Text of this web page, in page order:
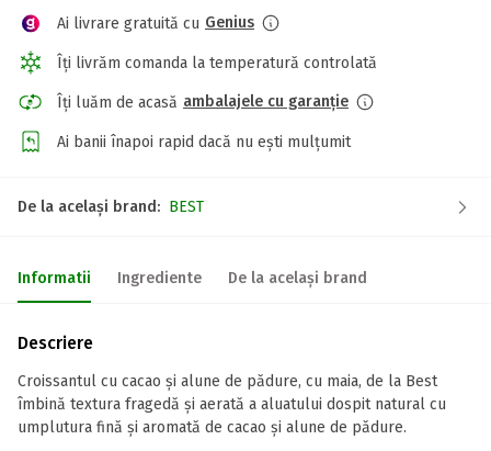
Ai livrare gratuită cu Genius
Îți livrăm comanda la temperatură controlată
Îți luăm de acasă ambalajele cu garanție
Ai banii înapoi rapid dacă nu ești mulțumit
De la același brand: BEST
Informatii Ingrediente De la același brand
Descriere
Croissantul cu cacao și alune de pădure, cu maia, de la Best
îmbină textura fragedă și aerată a aluatului dospit natural cu
umplutura fină și aromată de cacao și alune de pădure.